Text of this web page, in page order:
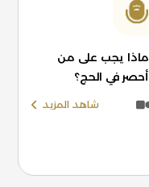
ماذا يجب على من
أحصر في الحج؟
شاهد المزيد